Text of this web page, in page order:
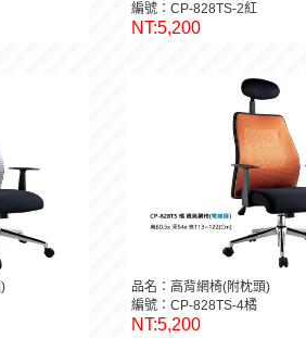
編號：CP-828TS-2紅
NT:5,200
品名：高背網椅(附枕頭)
編號：CP-828TS-4橘
NT:5,200